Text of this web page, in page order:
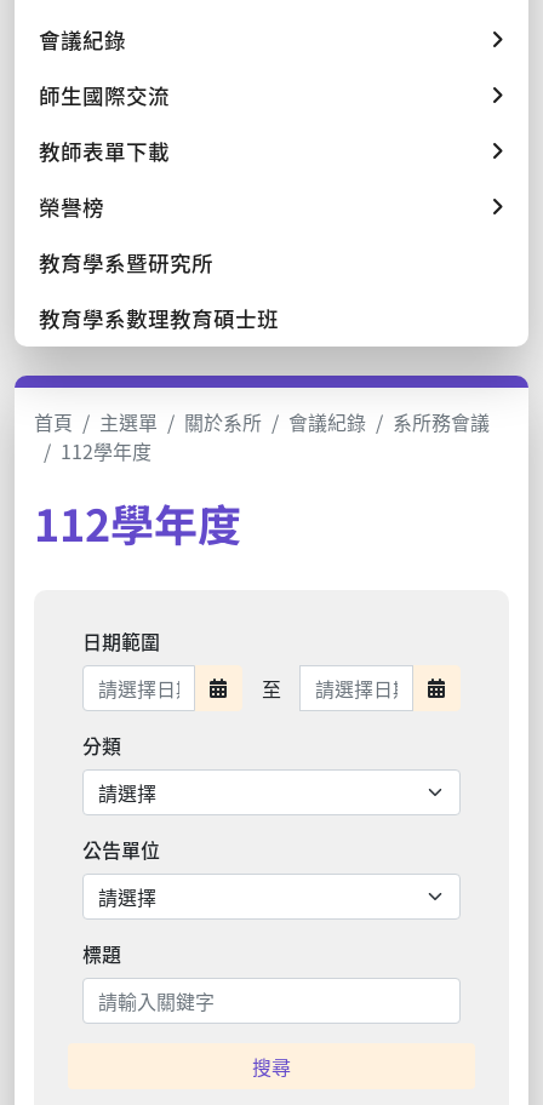
會議紀錄
師生國際交流
教師表單下載
榮譽榜
教育學系暨研究所
教育學系數理教育碩士班
首頁 主選單 關於系所 會議紀錄
系所務會議
112學年度
112學年度
日期範圍
日期範圍開始
至 日期範圍結束 日期範圍
分類
公告單位
標題